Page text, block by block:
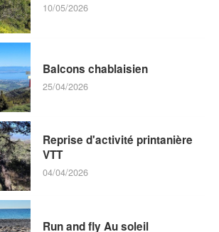
10/05/2026
Balcons chablaisien
25/04/2026
Reprise d'activité printanière
VTT
04/04/2026
Run and fly Au soleil